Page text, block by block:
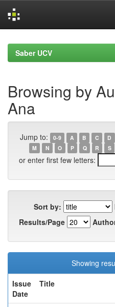
navigationSaber UCV
Browsing by
Ana
Jump to: 0-9 A B C D
M
N O P Q R S
or enter first few letters:
Sort by:
Results/Page
Showing
Issue
Date
Title